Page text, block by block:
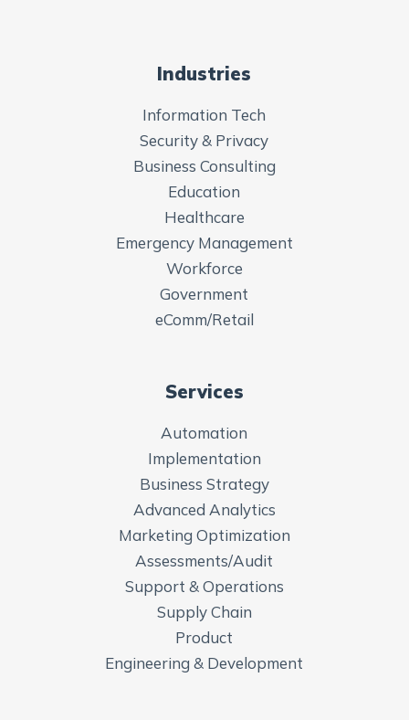
Industries
Information Tech
Security & Privacy
Business Consulting
Education
Healthcare
Emergency Management
Workforce
Government
eComm/Retail
Services
Automation
Implementation
Business Strategy
Advanced Analytics
Marketing Optimization
Assessments/Audit
Support & Operations
Supply Chain
Product
Engineering & Development